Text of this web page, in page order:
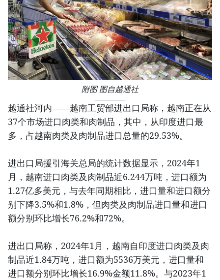
附图 图自越通社
越通社河内——越南工贸部进出口局称，越南正在从
37个市场进口肉类和肉制品，其中，从印度进口最
多，占越南肉类及肉制品进口总量的29.53%。
进出口局援引海关总局的统计数据显示，2024年1
月，越南进口肉类及肉制品近6.244万吨，进口额为
1.27亿多美元，与去年同期相比，进口量和进口额分
别下降3.5%和1.8%，但肉类及肉制品进口量和进口
额分别环比增长76.2%和72%。
进出口局称，2024年1月，越南自印度进口肉类及肉
制品近1.84万吨，进口额为5536万美元，进口量和
进口额分别环比增长16.9%金额11.8%。与2023年1